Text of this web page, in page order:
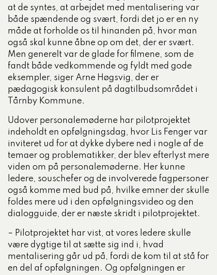
at de syntes, at arbejdet med mentalisering var
både spændende og svært, fordi det jo er en ny
måde at forholde os til hinanden på, hvor man
også skal kunne åbne op om det, der er svært.
Men generelt var de glade for filmene, som de
fandt både vedkommende og fyldt med gode
eksempler, siger Arne Høgsvig, der er
pædagogisk konsulent på dagtilbudsområdet i
Tårnby Kommune.
Udover personalemøderne har pilotprojektet
indeholdt en opfølgningsdag, hvor Lis Fenger var
inviteret ud for at dykke dybere ned i nogle af de
temaer og problematikker, der blev efterlyst mere
viden om på personalemøderne. Her kunne
ledere, souschefer og de involverede fagpersoner
også komme med bud på, hvilke emner der skulle
foldes mere ud i den opfølgningsvideo og den
dialogguide, der er næste skridt i pilotprojektet.
– Pilotprojektet har vist, at vores ledere skulle
være dygtige til at sætte sig ind i, hvad
mentalisering går ud på, fordi de kom til at stå for
en del af opfølgningen. Og opfølgningen er